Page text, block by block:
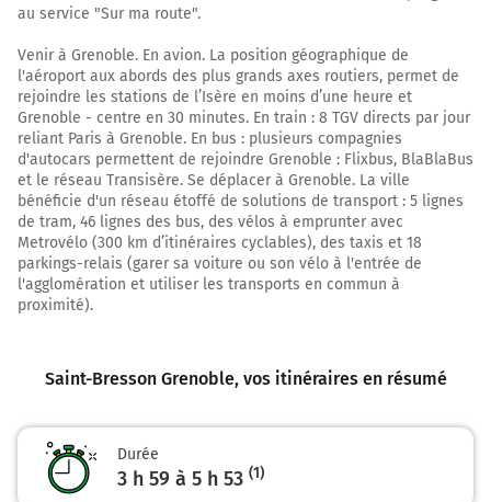
Continuer sur 2,5 kilomètres
Rue du 23ème Régiment d'Infanterie Français
Sortir et rejoindre D457 E23 (D457). Continuer sur
240 mètres
D457
E23
DIJON
DOLE
42,9 km
Au rond-point, prendre la 4ème sortie sur E23
(D457) et continuer sur 350 mètres
au service "Sur ma route".
Venir à Grenoble. En avion. La position géographique de
l'aéroport aux abords des plus grands axes routiers, permet de
rejoindre les stations de l’Isère en moins d’une heure et
Grenoble - centre en 30 minutes. En train : 8 TGV directs par jour
reliant Paris à Grenoble. En bus : plusieurs compagnies
d'autocars permettent de rejoindre Grenoble : Flixbus, BlaBlaBus
et le réseau Transisère. Se déplacer à Grenoble. La ville
bénéficie d'un réseau étoffé de solutions de transport : 5 lignes
de tram, 46 lignes des bus, des vélos à emprunter avec
Metrovélo (300 km d’itinéraires cyclables), des taxis et 18
parkings-relais (garer sa voiture ou son vélo à l'entrée de
l'agglomération et utiliser les transports en commun à
proximité).
Saint-Bresson Grenoble, vos itinéraires en résumé
Durée
3 h 59 à 5 h 53 (1)